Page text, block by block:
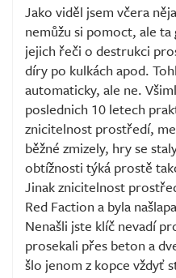
Jako viděl jsem včera
nemůžu si pomoct, ale
jejich řeči o destrukci
díry po kulkách apod.
automaticky, ale ne.
poslednich 10 letech
znicitelnost prostředí,
běžné zmizely, hry se
obtížnosti týká prostě
Jinak znicitelnost
Red Faction a byla
Nenašli jste klíč nevadí
prosekali přes beton a
šlo jenom z kopce vždyť